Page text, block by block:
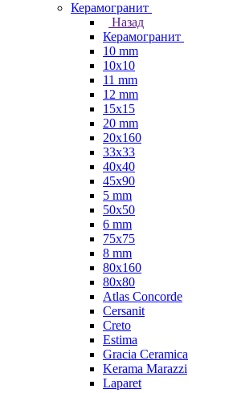
Керамогранит
Назад
Керамогранит
10 mm
10x10
11 mm
12 mm
15x15
20 mm
20х160
33x33
40х40
45x90
5 mm
50x50
6 mm
75х75
8 mm
80x160
80x80
Atlas Concorde
Cersanit
Creto
Estima
Gracia Ceramica
Kerama Marazzi
Laparet